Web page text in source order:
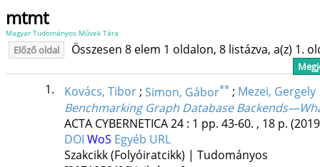
mtmt
Magyar Tudományos Művek Tára
Előző oldal Összesen 8 elem 1 oldalon, 8 listázva, a(z) 1.
1. Kovács, Tibor; Simon, Gábor** ; Mezei, Gergely
Benchmarking Graph Database
ACTA CYBERNETICA24: 1 pp. 43-60. , 18 p.
DOI WoS Egyéb URL
Szakcikk (Folyóiratcikk) | Tudományos